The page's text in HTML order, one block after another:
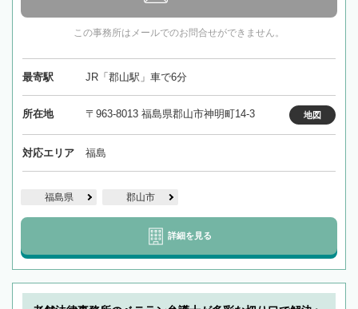
この事務所はメールでのお問合せができません。
最寄駅 JR「郡山駅」車で6分
所在地 〒963-8013 福島県郡山市神明町14-3 地図
対応エリア 福島
福島県 郡山市
詳細を見る